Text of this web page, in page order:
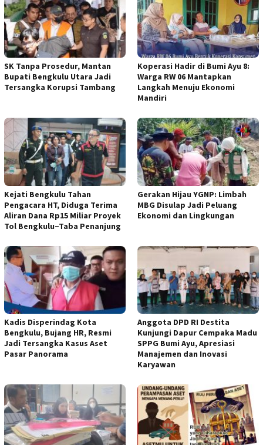
SK Tanpa Prosedur, Mantan
Bupati Bengkulu Utara Jadi
Tersangka Korupsi Tambang
Koperasi Hadir di Bumi Ayu 8:
Warga RW 06 Mantapkan
Langkah Menuju Ekonomi
Mandiri
Kejati Bengkulu Tahan
Pengacara HT, Diduga Terima
Aliran Dana Rp15 Miliar Proyek
Tol Bengkulu–Taba Penanjung
Gerakan Hijau YGNP: Limbah
MBG Disulap Jadi Peluang
Ekonomi dan Lingkungan
Kadis Disperindag Kota
Bengkulu, Bujang HR, Resmi
Jadi Tersangka Kasus Aset
Pasar Panorama
Anggota DPD RI Destita
Kunjungi Dapur Cempaka Madu
SPPG Bumi Ayu, Apresiasi
Manajemen dan Inovasi
Karyawan